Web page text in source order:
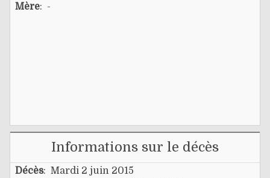
Mère: -
Informations sur le décès
Décès: Mardi 2 juin 2015